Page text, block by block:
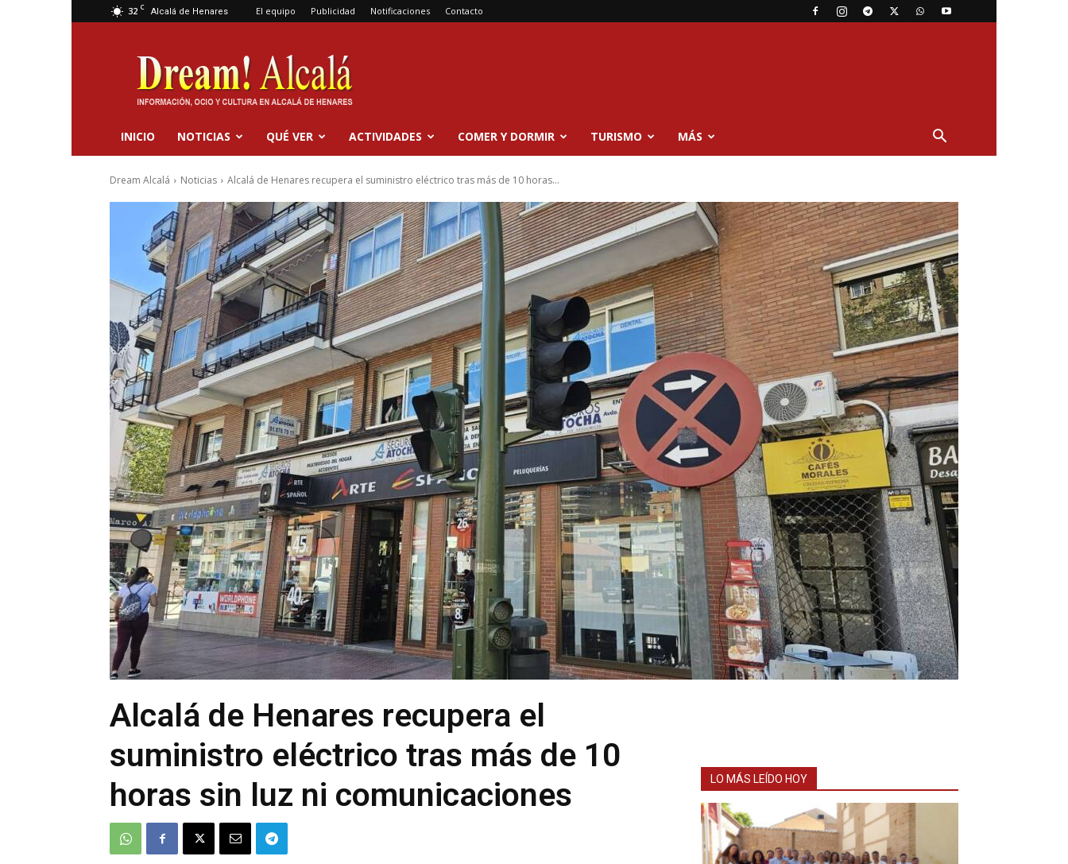
32 C Alcalá de Henares El equipo Publicidad Notificaciones Contacto
Dream
Alcalá
INICIO NOTICIAS QUÉ VER ACTIVIDADES COMER Y DORMIR TURISMO MÁS
Dream Alcalá Noticias Alcalá de Henares recupera el suministro eléctrico tras más de 10 horas...
Alcalá de Henares recupera el
suministro eléctrico tras más de 10
horas sin luz ni comunicaciones
LO MÁS LEÍDO HOY